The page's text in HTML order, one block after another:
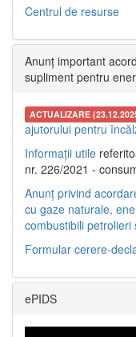
Centrul de resurse
Anunț important
supliment pentru
ACTUALIZARE
ajutorului pentru
Informații utile
nr. 226/2021 -
Anunț privind
cu gaze naturale,
combustibili
Formular cerere-
ePIDS